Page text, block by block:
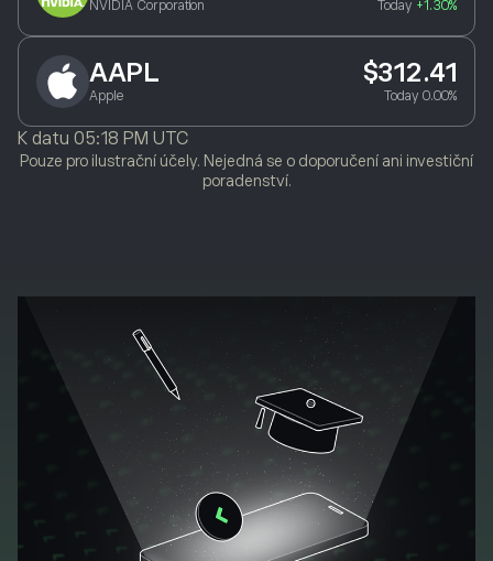
NVIDIA Corporation Today +1.30%
AAPL
Apple
$312.41
Today 0.00%
K datu 05:18 PM UTC
Pouze pro ilustrační účely. Nejedná se o doporučení ani investiční
poradenství.